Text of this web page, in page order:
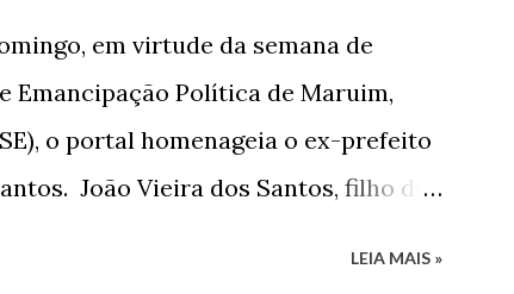
em virtude da semana de
Emancipação Política de Maruim,
o portal homenageia o ex-prefeito
João Vieira dos Santos, filho de
LEIA MAIS »